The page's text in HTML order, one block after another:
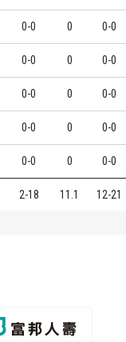
0-0 0 0-0
0-0 0 0-0
0-0 0 0-0
0-0 0 0-0
0-0 0 0-0
2-18 11.1 12-21